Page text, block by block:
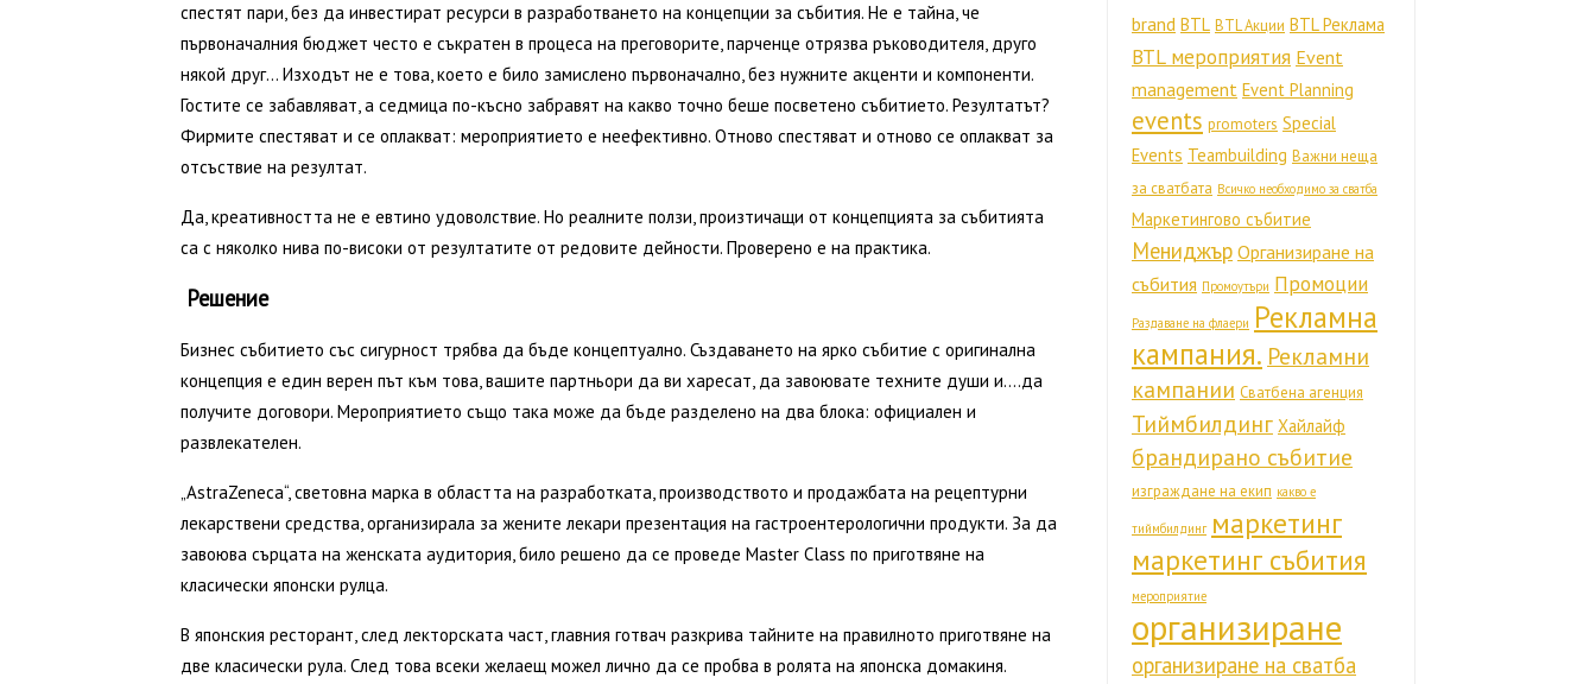
спестят пари, без да инвестират ресурси в разработването на концепции за събития. Не е тайна, че
първоначалния бюджет често е съкратен в процеса на преговорите, парченце отрязва ръководителя, друго
някой друг… Изходът не е това, което е било замислено първоначално, без нужните акценти и компоненти.
Гостите се забавляват, а седмица по-късно забравят на какво точно беше посветено събитието. Резултатът?
Фирмите спестяват и се оплакват: мероприятието е неефективно. Отново спестяват и отново се оплакват за
отсъствие на резултат.
Да, креативността не е евтино удоволствие. Но реалните ползи, произтичащи от концепцията за събитията
са с няколко нива по-високи от резултатите от редовите дейности. Проверено е на практика.
Решение
Бизнес събитието със сигурност трябва да бъде концептуално. Създаването на ярко събитие с оригинална
концепция е един верен път към това, вашите партньори да ви харесат, да завоювате техните души и….да
получите договори. Мероприятието също така може да бъде разделено на два блока: официален и
развлекателен.
„AstraZeneca“, световна марка в областта на разработката, производството и продажбата на рецептурни
лекарствени средства, организирала за жените лекари презентация на гастроентерологични продукти. За да
завоюва сърцата на женската аудитория, било решено да се проведе Master Class по приготвяне на
класически японски рулца.
В японския ресторант, след лекторската част, главния готвач разкрива тайните на правилното приготвяне на
две класически рула. След това всеки желаещ можел лично да се пробва в ролята на японска домакиня.
brand BTL BTL Акции BTL Реклама
BTL мероприятия Event
management Event Planning
events promoters Special
Events Teambuilding Важни неща
за сватбата Всичко необходимо за сватба
Маркетингово събитие
Мениджър Организиране на
събития Промоутъри Промоции
Раздаване на флаери Рекламна
кампания. Рекламни
кампании Сватбена агенция
Тиймбилдинг Хайлайф
брандирано събитие
изграждане на екип какво е
тиймбилдинг маркетинг
маркетинг събития
мероприятие
организиране
организиране на сватба